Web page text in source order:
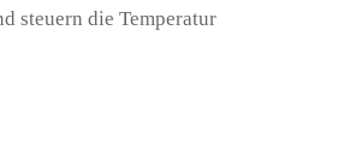
steuern die Temperatur